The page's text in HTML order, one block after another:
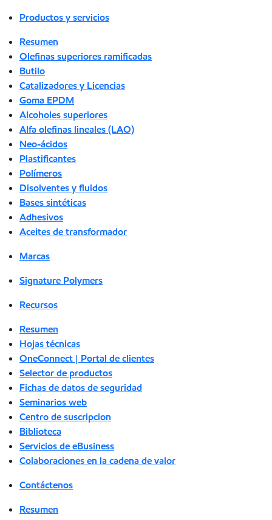
Productos y servicios
Resumen
Olefinas superiores ramificadas
Butilo
Catalizadores y Licencias
Goma EPDM
Alcoholes superiores
Alfa olefinas lineales (LAO)
Neo-ácidos
Plastificantes
Polímeros
Disolventes y fluidos
Bases sintéticas
Adhesivos
Aceites de transformador
Marcas
Signature Polymers
Recursos
Resumen
Hojas técnicas
OneConnect | Portal de clientes
Selector de productos
Fichas de datos de seguridad
Seminarios web
Centro de suscripcion
Biblioteca
Servicios de eBusiness
Colaboraciones en la cadena de valor
Contáctenos
Resumen